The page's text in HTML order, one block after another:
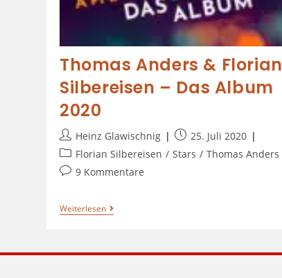
Thomas Anders & Florian
Silbereisen – Das Album
2020
Heinz Glawischnig
25. Juli 2020
Florian Silbereisen / Stars / Thomas Anders
9 Kommentare
Weiterlesen